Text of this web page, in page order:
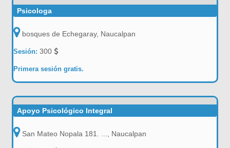
Psicologa
bosques de Echegaray, Naucalpan
Sesión:300
Primera sesión gratis.
Apoyo Psicológico Integral
San Mateo Nopala 181. ..., Naucalpan